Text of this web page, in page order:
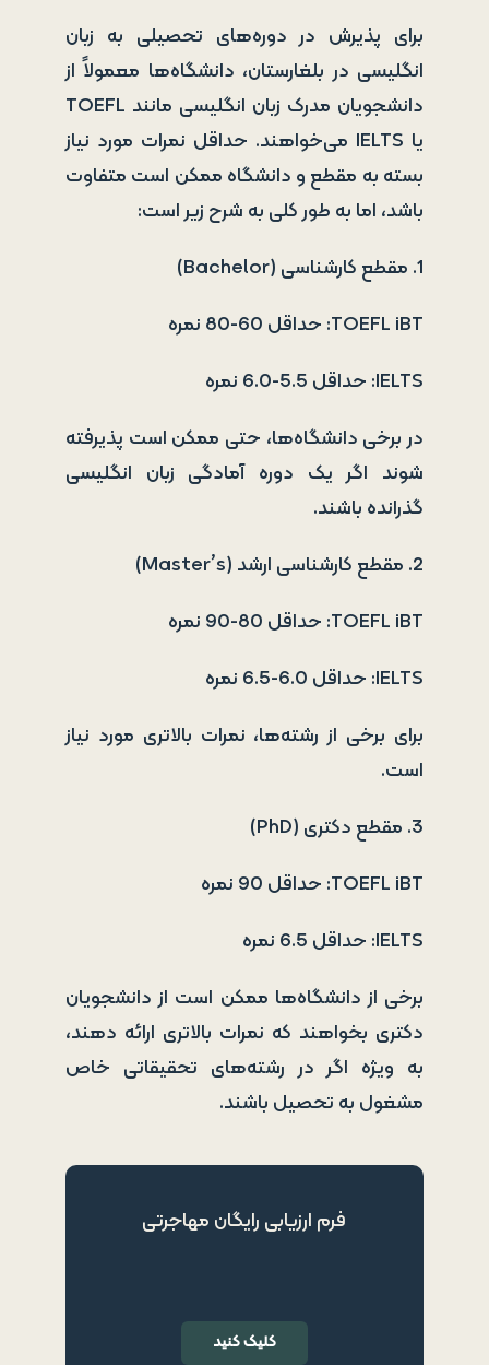
برای پذیرش در دوره‌های تحصیلی به زبان
انگلیسی در بلغارستان، دانشگاه‌ها معمولاً از
دانشجویان مدرک زبان انگلیسی مانند TOEFL
یا IELTS می‌خواهند. حداقل نمرات مورد نیاز
بسته به مقطع و دانشگاه ممکن است متفاوت
باشد، اما به طور کلی به شرح زیر است:
1. مقطع کارشناسی (Bachelor)
TOEFL iBT: حداقل 60-80 نمره
IELTS: حداقل 5.5-6.0 نمره
در برخی دانشگاه‌ها، حتی ممکن است پذیرفته
شوند اگر یک دوره آمادگی زبان انگلیسی
گذرانده باشند.
2. مقطع کارشناسی ارشد (Master’s)
TOEFL iBT: حداقل 80-90 نمره
IELTS: حداقل 6.0-6.5 نمره
برای برخی از رشته‌ها، نمرات بالاتری مورد نیاز
است.
3. مقطع دکتری (PhD)
TOEFL iBT: حداقل 90 نمره
IELTS: حداقل 6.5 نمره
برخی از دانشگاه‌ها ممکن است از دانشجویان
دکتری بخواهند که نمرات بالاتری ارائه دهند،
به ویژه اگر در رشته‌های تحقیقاتی خاص
مشغول به تحصیل باشند.
فرم ارزیابی رایگان مهاجرتی
کلیک کنید